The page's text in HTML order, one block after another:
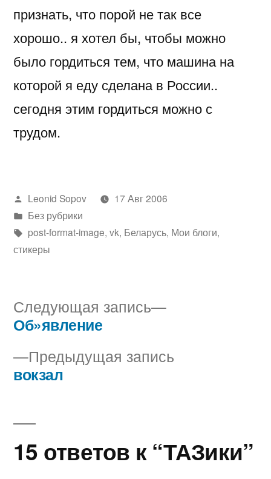
признать, что порой не так все
хорошо.. я хотел бы, чтобы можно
было гордиться тем, что машина на
которой я еду сделана в России..
сегодня этим гордиться можно с
трудом.
Написано
автором
Leonid Sopov
17 Авг 2006
Написано
в
Без рубрики
Метки:
post-format-image, vk, Беларусь, Мои блоги,
стикеры
Навигация
по
записям
Предыдущая запись
вокзал
Следующая запись
Следующая
Об»явление
15 ответов к “ТАЗики”